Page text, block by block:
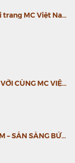
Công ty Cổ phần Thời trang MC Việt Nam (MC Fashion) tổ chức Gala mừng sinh nhật lần thứ 9
TRẢI NGHIỆM TUYỆT VỜI CÙNG MC VIỆT NAM
DU LỊCH TRẢI NGHIỆM – SẴN SÀNG BỨT PHÁ CÙNG MC VIỆT NAM